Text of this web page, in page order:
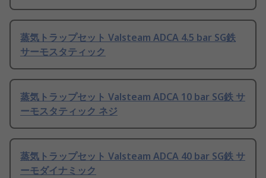
蒸気トラップセット Valsteam ADCA 4.5 bar SG鉄
サーモスタティック
蒸気トラップセット Valsteam ADCA 10 bar SG鉄 サ
ーモスタティック ネジ
蒸気トラップセット Valsteam ADCA 40 bar SG鉄 サ
ーモダイナミック